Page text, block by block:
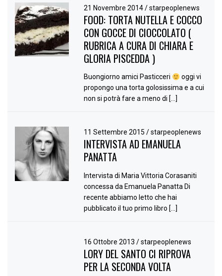
21 Novembre 2014/ starpeoplenews
FOOD: TORTA NUTELLA E COCCO
CON GOCCE DI CIOCCOLATO (
RUBRICA A CURA DI CHIARA E
GLORIA PISCEDDA )
Buongiorno amici Pasticceri
oggi vi
propongo una torta golosissima e a cui
non si potrà fare a meno di […]
11 Settembre 2015/ starpeoplenews
INTERVISTA AD EMANUELA
PANATTA
Intervista di Maria Vittoria Corasaniti
concessa da Emanuela Panatta Di
recente abbiamo letto che hai
pubblicato il tuo primo libro […]
16 Ottobre 2013/ starpeoplenews
LORY DEL SANTO CI RIPROVA
PER LA SECONDA VOLTA